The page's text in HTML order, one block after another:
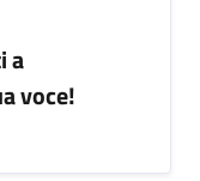
a
voce!